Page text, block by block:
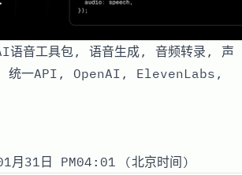
音工具包, 语音生成, 音频转录, 声
统一API, OpenAI, ElevenLabs,
月31日 PM04:01 (北京时间)